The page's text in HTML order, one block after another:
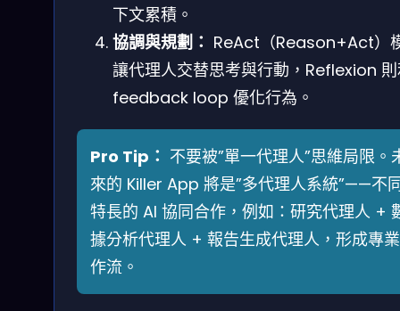
下文累積。
協調與規劃： ReAct（Reason+Act）
讓代理人交替思考與行動，Reflexion
feedback loop 優化行為。
Pro Tip： 不要被”單一代理人”思維局限。
來的 Killer App 將是”多代理人系統”——不
特長的 AI 協同合作，例如：研究代理人 +
據分析代理人 + 報告生成代理人，形成專
作流。